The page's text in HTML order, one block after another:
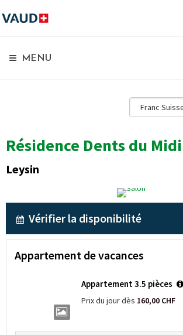
MENU
Résidence Dents du
Leysin
Vérifier la disponibilité
Appartement de vacances
Appartement 3.5 pièces
Prix du jour dès 160,00 CHF